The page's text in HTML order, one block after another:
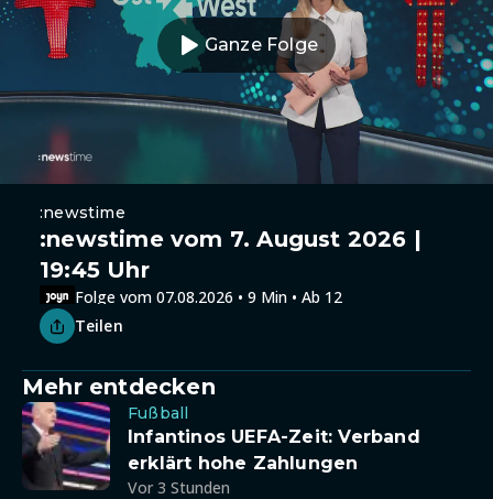
Ganze Folge
:newstime
:newstime vom 7. August 2026 |
19:45 Uhr
Folge vom 07.08.2026 • 9 Min • Ab 12
Teilen
Mehr entdecken
Fußball
Infantinos UEFA-Zeit: Verband
erklärt hohe Zahlungen
Vor 3 Stunden